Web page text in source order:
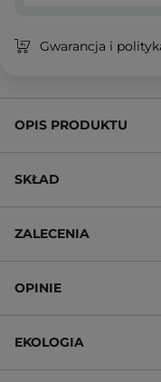
Gwarancja i
OPIS PRODUKTU
SKŁAD
ZALECENIA
OPINIE
EKOLOGIA